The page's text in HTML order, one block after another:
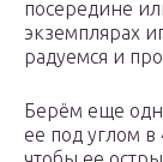
посередине
экземплярах
радуемся и
Берём еще
ее под углом в